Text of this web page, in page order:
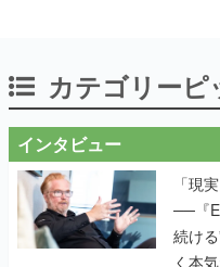
カテゴリー
インタビュー
「現
──『
続け
く本